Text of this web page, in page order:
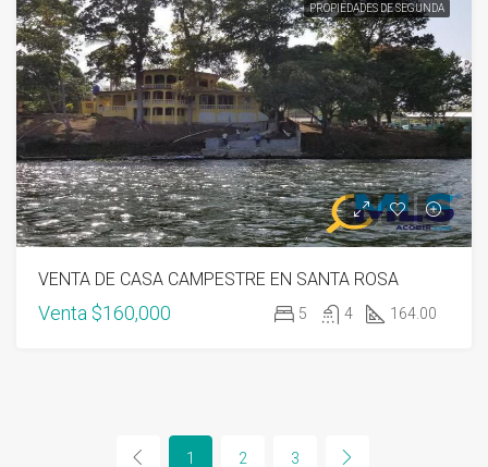
PROPIEDADES DE SEGUNDA
VENTA DE CASA CAMPESTRE EN SANTA ROSA
Venta $160,000 5 4 164.00
1 2 3